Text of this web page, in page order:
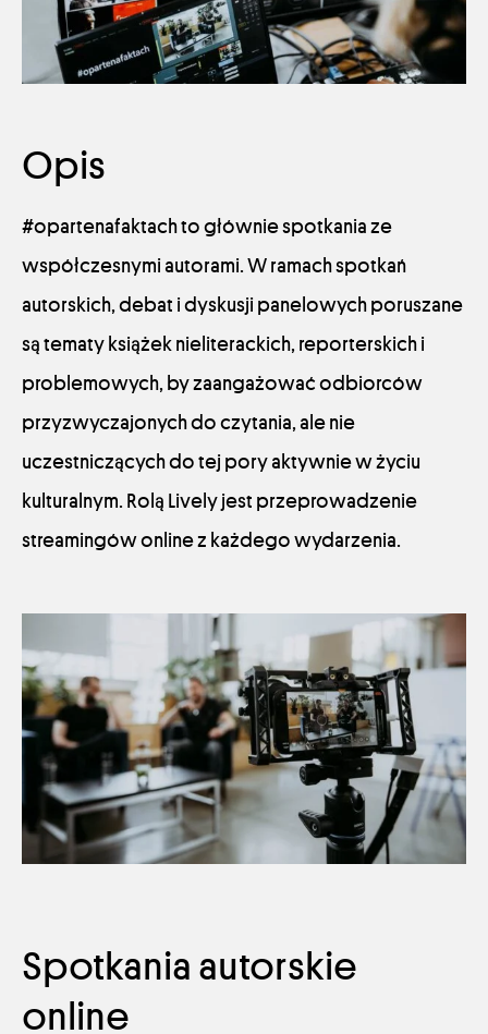
Opis
#opartenafaktach to głównie spotkania ze
współczesnymi autorami. W ramach spotkań
autorskich, debat i dyskusji panelowych poruszane
są tematy książek nieliterackich, reporterskich i
problemowych, by zaangażować odbiorców
przyzwyczajonych do czytania, ale nie
uczestniczących do tej pory aktywnie w życiu
kulturalnym. Rolą Lively jest przeprowadzenie
streamingów online z każdego wydarzenia.
Spotkania autorskie
online